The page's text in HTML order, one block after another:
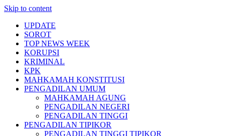
Skip to content
UPDATE
SOROT
TOP NEWS WEEK
KORUPSI
KRIMINAL
KPK
MAHKAMAH KONSTITUSI
PENGADILAN UMUM
MAHKAMAH AGUNG
PENGADILAN NEGERI
PENGADILAN TINGGI
PENGADILAN TIPIKOR
PENGADILAN TINGGI TIPIKOR